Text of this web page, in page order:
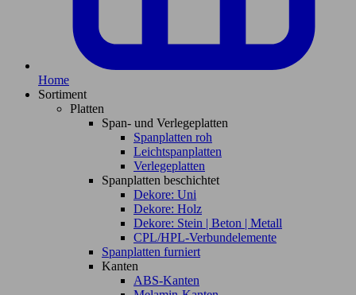
Home
Sortiment
Platten
Span- und Verlegeplatten
Spanplatten roh
Leichtspanplatten
Verlegeplatten
Spanplatten beschichtet
Dekore: Uni
Dekore: Holz
Dekore: Stein | Beton | Metall
CPL/HPL-Verbundelemente
Spanplatten furniert
Kanten
ABS-Kanten